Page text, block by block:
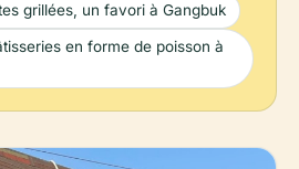
grillées, un favori à Gangbuk
en forme de poisson à